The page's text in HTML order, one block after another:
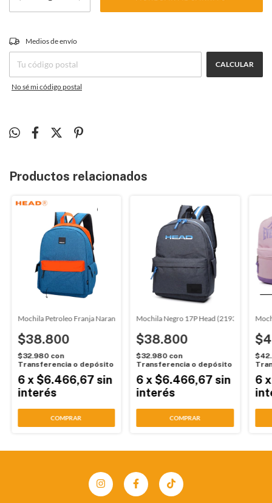
Entregas para el CP:
Medios de envío
CALCULAR
No sé mi código postal
Productos relacionados
Mochila Petroleo Franja Naranja 17P Head (219592)
$38.800
$32.980 con
Transferencia o depósito
6 x$6.466,67 sin
interés
COMPRAR
Mochila Negro 17P Head (219392)
$38.800
$32.980 con
Transferencia o depósito
6 x$6.466,67 sin
interés
COMPRAR
6